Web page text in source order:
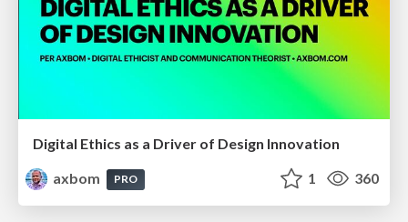
Digital Ethics as a Driver of Design Innovation
axbom
PRO 1 360